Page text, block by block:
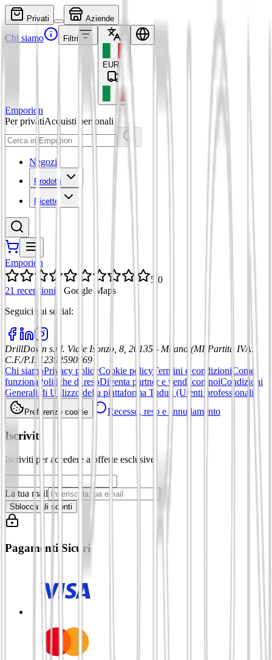
Privati Aziende
Chi siamo Filtri
EUR
Emporion
Per privatiAcquisti personali
Negozi
Prodotti
Ricette
Emporion
5,0
21 recensioni
Google Maps
Seguici sui social:
DrillDown s.r.l. Viale Isonzo, 8, 20135 - Milano (MI) Partita IVA:
C.F./P.I. 12392590969
Chi siamoPrivacy policyCookie policyTermini e condizioni Come
funziona Politiche di resoDiventa partner e vendi con noiCondizioni
Generali di Utilizzo della piattaforma Tuduu (Utenti professionali)
Preferenze cookie Recesso, reso e annullamento
Iscriviti
Iscriviti per accedere a offerte esclusive
La tua mail
Sblocca gli sconti
Pagamenti Sicuri